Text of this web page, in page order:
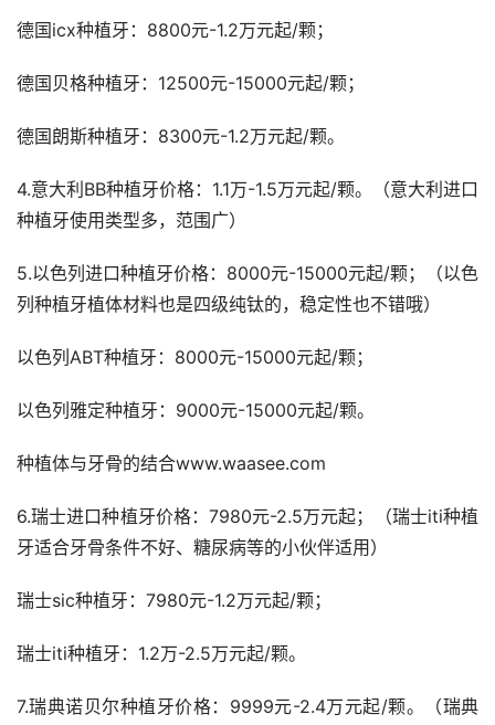
德国icx种植牙：8800元-1.2万元起/颗；
德国贝格种植牙：12500元-15000元起/颗；
德国朗斯种植牙：8300元-1.2万元起/颗。
4.意大利BB种植牙价格：1.1万-1.5万元起/颗。（意大利进口
种植牙使用类型多，范围广）
5.以色列进口种植牙价格：8000元-15000元起/颗；（以色
列种植牙植体材料也是四级纯钛的，稳定性也不错哦）
以色列ABT种植牙：8000元-15000元起/颗；
以色列雅定种植牙：9000元-15000元起/颗。
种植体与牙骨的结合www.waasee.com
6.瑞士进口种植牙价格：7980元-2.5万元起；（瑞士iti种植
牙适合牙骨条件不好、糖尿病等的小伙伴适用）
瑞士sic种植牙：7980元-1.2万元起/颗；
瑞士iti种植牙：1.2万-2.5万元起/颗。
7.瑞典诺贝尔种植牙价格：9999元-2.4万元起/颗。（瑞典